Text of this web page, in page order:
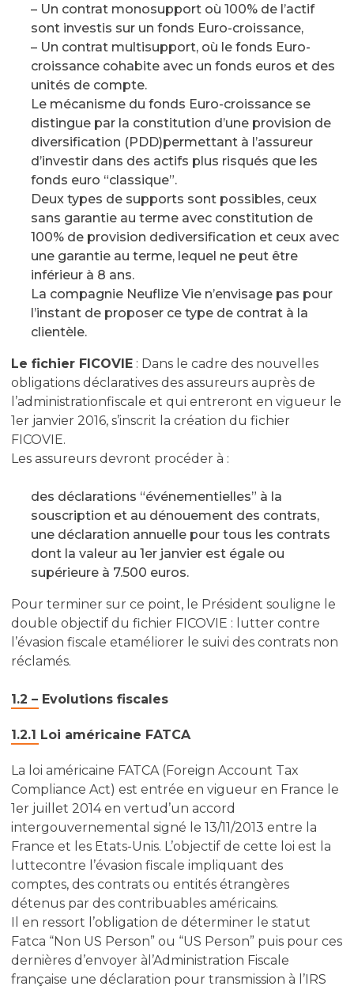
– Un contrat monosupport où 100% de l’actif
sont investis sur un fonds Euro-croissance,
– Un contrat multisupport, où le fonds Euro-
croissance cohabite avec un fonds euros et des
unités de compte.
Le mécanisme du fonds Euro-croissance se
distingue par la constitution d’une provision de
diversification (PDD)permettant à l’assureur
d’investir dans des actifs plus risqués que les
fonds euro “classique”.
Deux types de supports sont possibles, ceux
sans garantie au terme avec constitution de
100% de provision dediversification et ceux avec
une garantie au terme, lequel ne peut être
inférieur à 8 ans.
La compagnie Neuflize Vie n’envisage pas pour
l’instant de proposer ce type de contrat à la
clientèle.
Le fichier FICOVIE : Dans le cadre des nouvelles
obligations déclaratives des assureurs auprès de
l’administrationfiscale et qui entreront en vigueur le
1er janvier 2016, s’inscrit la création du fichier
FICOVIE.
Les assureurs devront procéder à :
des déclarations “événementielles” à la
souscription et au dénouement des contrats,
une déclaration annuelle pour tous les contrats
dont la valeur au 1er janvier est égale ou
supérieure à 7.500 euros.
Pour terminer sur ce point, le Président souligne le
double objectif du fichier FICOVIE : lutter contre
l’évasion fiscale etaméliorer le suivi des contrats non
réclamés.
1.2 – Evolutions fiscales
1.2.1 Loi américaine FATCA
La loi américaine FATCA (Foreign Account Tax
Compliance Act) est entrée en vigueur en France le
1er juillet 2014 en vertud’un accord
intergouvernemental signé le 13/11/2013 entre la
France et les Etats-Unis. L’objectif de cette loi est la
luttecontre l’évasion fiscale impliquant des
comptes, des contrats ou entités étrangères
détenus par des contribuables américains.
Il en ressort l’obligation de déterminer le statut
Fatca “Non US Person” ou “US Person” puis pour ces
dernières d’envoyer àl’Administration Fiscale
française une déclaration pour transmission à l’IRS